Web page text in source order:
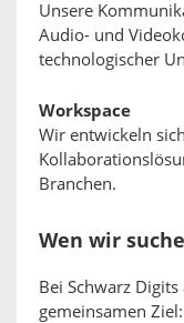
Unsere
Audio- und
technologischer
Workspace
Wir entwickeln
Branchen.
Wen wir
Bei Schwarz
gemeinsamen